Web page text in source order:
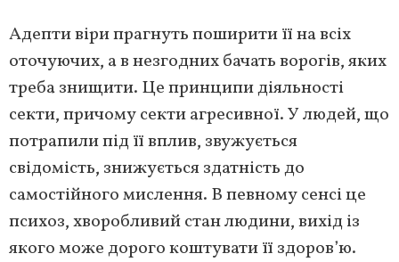
Адепти віри прагнуть поширити її на всіх
оточуючих, а в незгодних бачать ворогів, яких
треба знищити. Це принципи діяльності
секти, причому секти агресивної. У людей, що
потрапили під її вплив, звужується
свідомість, знижується здатність до
самостійного мислення. В певному сенсі це
психоз, хворобливий стан людини, вихід із
якого може дорого коштувати її здоров’ю.